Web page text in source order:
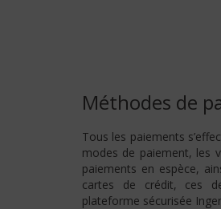
Méthodes de
Tous les paiements
modes de paiement, les
paiements en espèce,
cartes de crédit, ces
plateforme sécurisée